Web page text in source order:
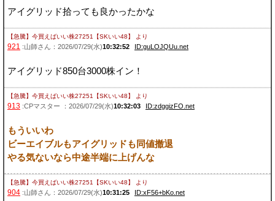
アイグリッド拾っても良かったかな
【急騰】今買えばいい株27251【SKいい48】 より
921 :山師さん：2026/07/29(水)10:32:52 ID:guLOJQUu.net
アイグリッド850台3000株イン！
【急騰】今買えばいい株27251【SKいい48】 より
913 :CPマスター ：2026/07/29(水)10:32:03 ID:zdggizFO.net
もういいわ
ビーエイブルもアイグリッドも同値撤退
やる気ないなら中途半端に上げんな
【急騰】今買えばいい株27251【SKいい48】 より
904 :山師さん：2026/07/29(水)10:31:25 ID:xF56+bKo.net